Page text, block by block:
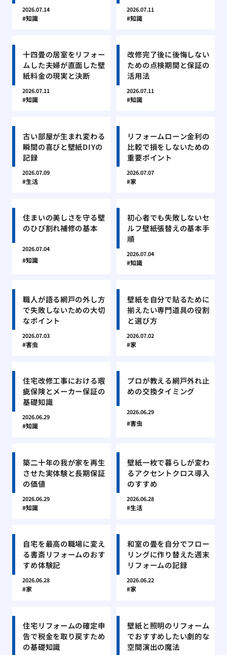
2026.07.14
知識
2026.07.11
知識
十四畳の居室をリフォー
ムした夫婦が直面した壁
紙料金の現実と決断
2026.07.11
知識
改修完了後に後悔しない
ための点検期間と保証の
活用法
2026.07.11
知識
古い部屋が生まれ変わる
瞬間の喜びと壁紙DIYの
記録
2026.07.09
生活
リフォームローン金利の
比較で損をしないための
重要ポイント
2026.07.07
家
住まいの美しさを守る壁
のひび割れ補修の基本
2026.07.04
知識
初心者でも失敗しないセ
ルフ壁紙張替えの基本手
順
2026.07.04
知識
職人が語る網戸の外し方
で失敗しないための大切
なポイント
2026.07.03
害虫
壁紙を自分で貼るために
揃えたい専門道具の役割
と選び方
2026.07.02
家
住宅改修工事における瑕
疵保険とメーカー保証の
基礎知識
2026.06.29
知識
プロが教える網戸外れ止
めの交換タイミング
2026.06.29
害虫
築二十年の我が家を再生
させた実体験と長期保証
の価値
2026.06.29
知識
壁紙一枚で暮らしが変わ
るアクセントクロス導入
のすすめ
2026.06.28
生活
自宅を最高の職場に変え
る書斎リフォームのおす
すめ体験記
2026.06.28
家
和室の畳を自分でフロー
リングに作り替えた週末
リフォームの記録
2026.06.22
家
住宅リフォームの確定申
告で税金を取り戻すため
の基礎知識
壁紙と照明のリフォーム
でおすすめしたい劇的な
空間演出の魔法